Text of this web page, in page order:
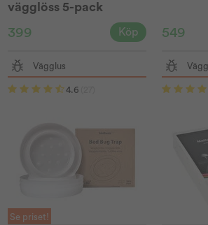
vägglöss 5-pack
399 Köp 549
Vägglus
4.6
Se priset!